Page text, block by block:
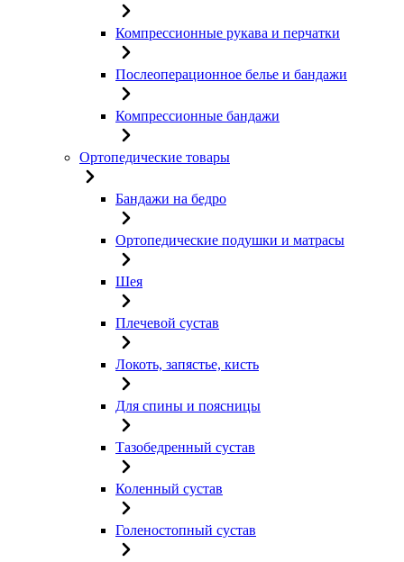
Компрессионные рукава и перчатки
Послеоперационное белье и бандажи
Компрессионные бандажи
Ортопедические товары
Бандажи на бедро
Ортопедические подушки и матрасы
Шея
Плечевой сустав
Локоть, запястье, кисть
Для спины и поясницы
Тазобедренный сустав
Коленный сустав
Голеностопный сустав